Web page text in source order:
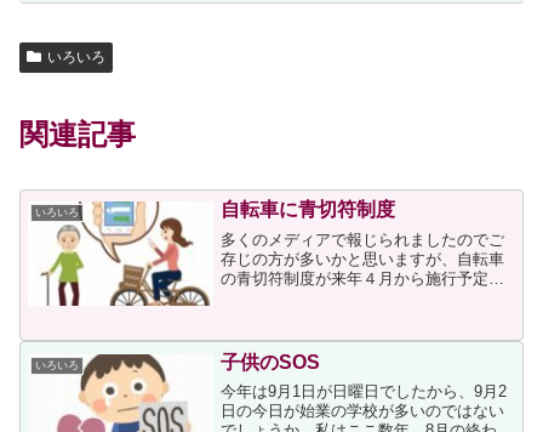
いろいろ
関連記事
いろいろ 自転車に青切符制度
多くのメディアで報じられましたのでご
存じの方が多いかと思いますが、自転車
の青切符制度が来年４月から施行予定と
が挙げられていました。●携帯電話使用等
のながら運転：1万20...
いろいろ 子供のSOS
今年は9月1日が日曜日でしたから、9月2
日の今日が始業の学校が多いのではない